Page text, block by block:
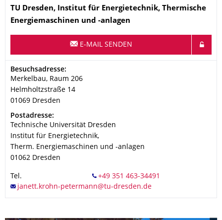
Name
TU Dresden, Institut für Energietechnik, Thermische
Energiemaschinen und -anlagen
E-MAIL SENDEN
Adresse
Besuchsadresse:
Merkelbau, Raum 206
Helmholtzstraße 14
01069 Dresden
Adresse
Postadresse:
Technische Universität Dresden
Institut für Energietechnik,
Therm. Energiemaschinen und -anlagen
01062 Dresden
Tel.